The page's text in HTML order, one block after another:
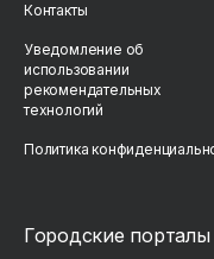
Контакты
Уведомление об
использовании
рекомендательных
технологий
Политика
Городские порталы